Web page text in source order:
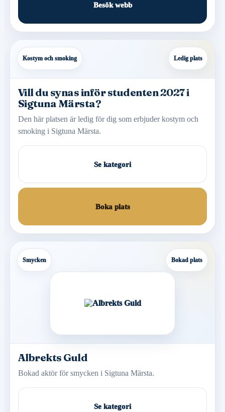
Besök webb
Kostym och smoking Ledig plats
Vill du synas inför studenten 2027 i
Sigtuna Märsta?
Den här platsen är ledig för dig som erbjuder kostym och
smoking i Sigtuna Märsta.
Se kategori
Boka plats
Smycken Bokad plats
Albrekts Guld
Bokad aktör för smycken i Sigtuna Märsta.
Se kategori